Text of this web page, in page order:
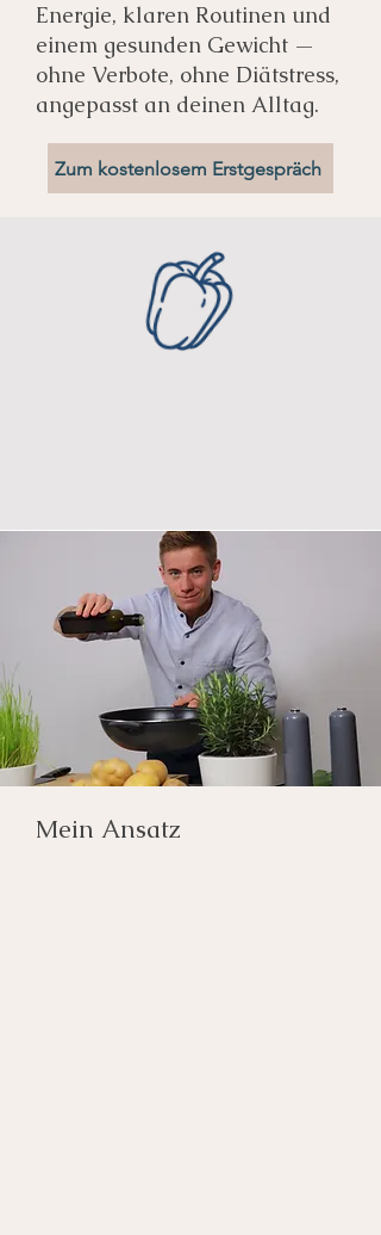
Energie, klaren Routinen und
einem gesunden Gewicht —
ohne Verbote, ohne Diätstress,
angepasst an deinen Alltag.
Zum kostenlosem Erstgespräch
Mein Ansatz